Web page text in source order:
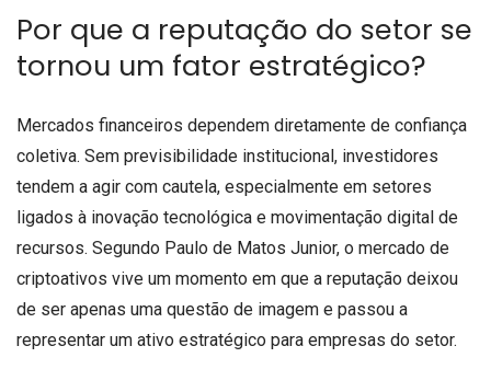
Por que a reputação do setor se
tornou um fator estratégico?
Mercados financeiros dependem diretamente de confiança
coletiva. Sem previsibilidade institucional, investidores
tendem a agir com cautela, especialmente em setores
ligados à inovação tecnológica e movimentação digital de
recursos. Segundo Paulo de Matos Junior, o mercado de
criptoativos vive um momento em que a reputação deixou
de ser apenas uma questão de imagem e passou a
representar um ativo estratégico para empresas do setor.